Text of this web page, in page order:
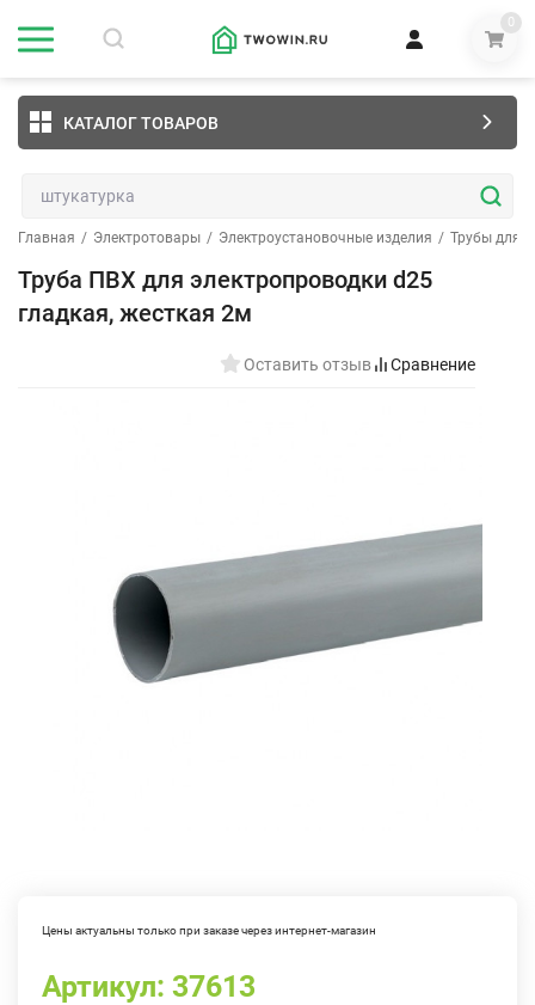
0
КАТАЛОГ ТОВАРОВ
Главная / Электротовары / Электроустановочные изделия / Трубы для
Труба ПВХ для электропроводки d25
гладкая, жесткая 2м
Оставить отзыв Сравнение
Цены актуальны только при заказе через интернет-магазин
Артикул: 37613